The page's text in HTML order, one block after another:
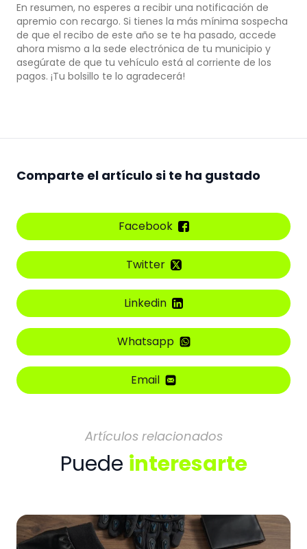
En resumen, no esperes a recibir una notificación de
apremio con recargo. Si tienes la más mínima sospecha
de que el recibo de este año se te ha pasado, accede
ahora mismo a la sede electrónica de tu municipio y
asegúrate de que tu vehículo está al corriente de los
pagos. ¡Tu bolsillo te lo agradecerá!
Comparte el artículo si te ha gustado
Facebook
Twitter
Linkedin
Whatsapp
Email
Artículos relacionados
Puede interesarte